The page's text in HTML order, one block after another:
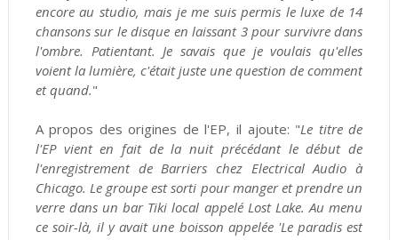
encore au studio, mais je me suis permis le luxe de 14
chansons sur le disque en laissant 3 pour survivre dans
l'ombre. Patientant. Je savais que je voulais qu'elles
voient la lumière, c'était juste une question de comment
et quand."
A propos des origines de l'EP, il ajoute: "Le titre de
l'EP vient en fait de la nuit précédant le début de
l'enregistrement de Barriers chez Electrical Audio à
Chicago. Le groupe est sorti pour manger et prendre un
verre dans un bar Tiki local appelé Lost Lake. Au menu
ce soir-là, il y avait une boisson appelée 'Le paradis est